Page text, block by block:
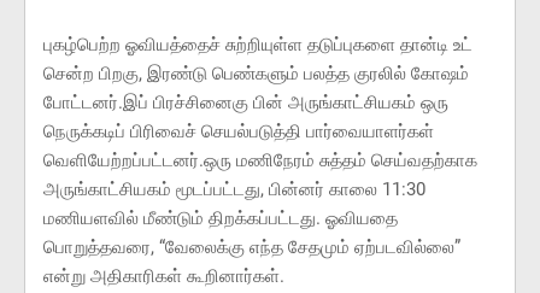
புகழ்பெற்ற ஓவியத்தைச் சுற்றியுள்ள தடுப்புகளை தான்டி உட்
சென்ற பிறகு, இரண்டு பெண்களும் பலத்த குரலில் கோஷம்
போட்டனர்.இப் பிரச்சினைகு பின் அருங்காட்சியகம் ஒரு
நெருக்கடிப் பிரிவைச் செயல்படுத்தி பார்வையாளர்கள்
வெளியேற்றப்பட்டனர்.ஒரு மணிநேரம் சுத்தம் செய்வதற்காக
அருங்காட்சியகம் மூடப்பட்டது, பின்னர் காலை 11:30
மணியளவில் மீண்டும் திறக்கப்பட்டது. ஓவியதை
பொறுத்தவரை, “வேலைக்கு எந்த சேதமும் ஏற்படவில்லை”
என்று அதிகாரிகள் கூறினார்கள்.